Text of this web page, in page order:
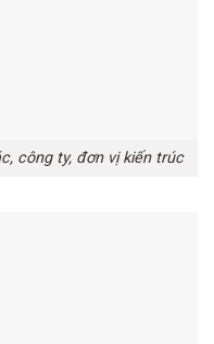
công ty, đơn vị kiến trúc